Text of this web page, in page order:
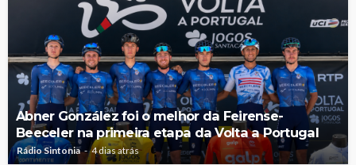
Abner González foi o melhor da Feirense-
Beeceler na primeira etapa da Volta a Portugal
Rádio Sintonia 4 dias atrás